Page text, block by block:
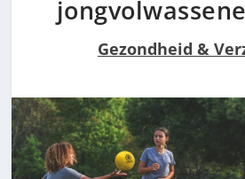
Gezondheid &